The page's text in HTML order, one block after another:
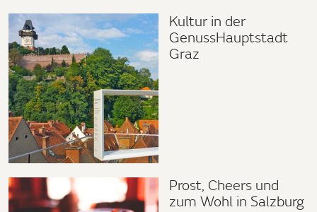
Kultur in der
GenussHauptstadt
Graz
Prost, Cheers und
zum Wohl in Salzburg